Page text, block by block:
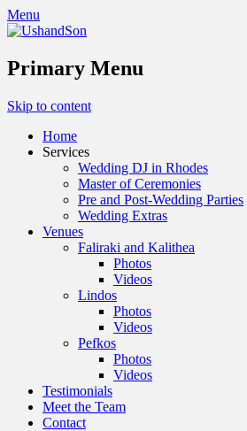
Menu
Primary Menu
Skip to content
Home
Services
Wedding DJ in Rhodes
Master of Ceremonies
Pre and Post-Wedding Parties
Wedding Extras
Venues
Faliraki and Kalithea
Photos
Videos
Lindos
Photos
Videos
Pefkos
Photos
Videos
Testimonials
Meet the Team
Contact